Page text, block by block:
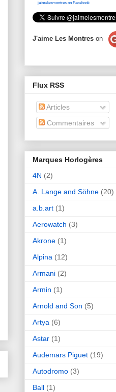
jaimelesmontres on Facebook
J'aime Les Montres on
Flux RSS
Articles
Commentaires
Marques Horlogères
4N (2)
A. Lange and Söhne (20)
a.b.art (1)
Aerowatch (3)
Akrone (1)
Alpina (12)
Armani (2)
Armin (1)
Arnold and Son (5)
Artya (6)
Astar (1)
Audemars Piguet (19)
Autodromo (3)
Ball (1)